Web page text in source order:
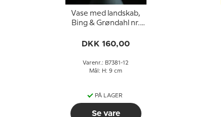
Vase med landskab,
Bing & Grøndahl nr.
DKK 160,00
Varenr.: B7381-12
Mål: H: 9 cm
PÅ LAGER
Se vare